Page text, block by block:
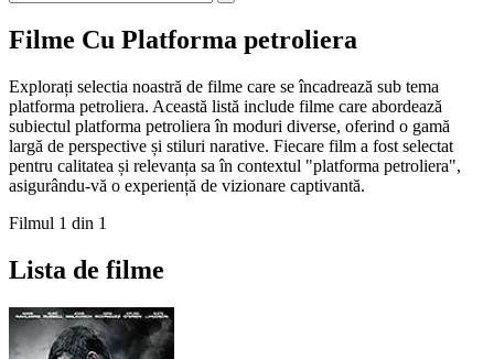
Filme Cu Platforma petroliera
Explorați selectia noastră de filme care se încadrează sub tema
platforma petroliera. Această listă include filme care abordează
subiectul platforma petroliera în moduri diverse, oferind o gamă
largă de perspective și stiluri narative. Fiecare film a fost selectat
pentru calitatea și relevanța sa în contextul "platforma petroliera",
asigurându-vă o experiență de vizionare captivantă.
Filmul 1 din 1
Lista de filme